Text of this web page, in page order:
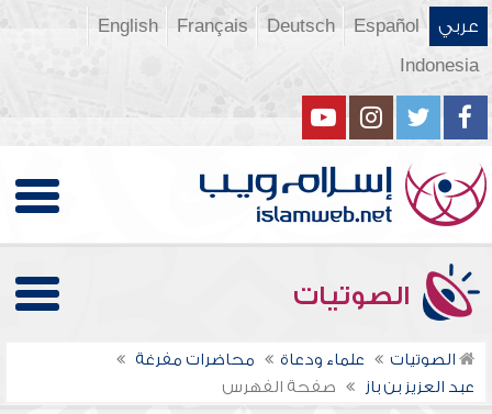
عربي Español
Deutsch
Français
English
Indonesia
الصوتيات
الصوتيات علماء ودعاة
محاضرات مفرغة
عبد العزيز بن باز
صفحة الفهرس